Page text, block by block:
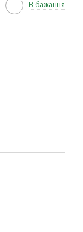
В бажання